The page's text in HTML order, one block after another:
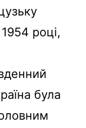
році,
була